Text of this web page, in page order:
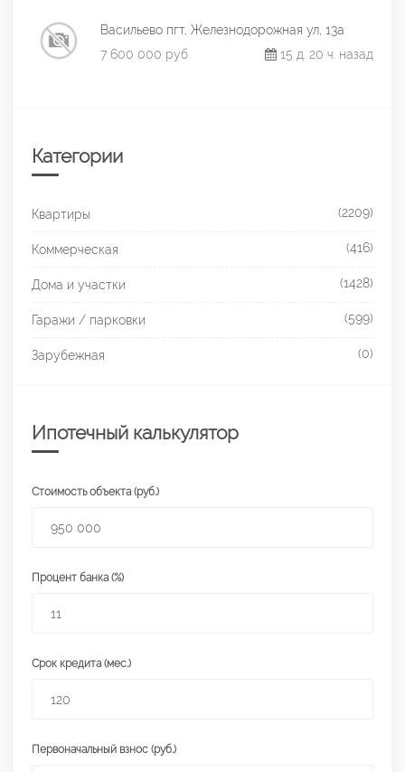
Васильево пгт, Железнодорожная ул, 13а
7 600 000 руб.
15 д. 20 ч. назад
Категории
Квартиры (2209)
Коммерческая (416)
Дома и участки (1428)
Гаражи / парковки (599)
Зарубежная (0)
Ипотечный калькулятор
Стоимость объекта (руб.)
Процент банка (%)
Срок кредита (мес.)
Первоначальный взнос (руб.)